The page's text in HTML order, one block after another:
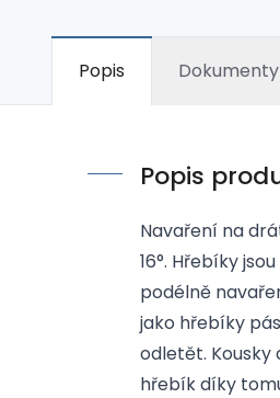
Popis Dokumenty
Popis
Navaření na
16°. Hřebíky
podélně
jako hřebíky
odletět.
hřebík díky